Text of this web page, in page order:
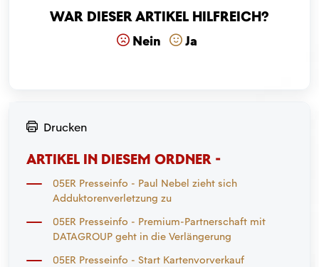
War dieser Artikel hilfreich?
Nein Ja
Drucken
ARTIKEL IN DIESEM ORDNER -
05ER Presseinfo - Paul Nebel zieht sich
Adduktorenverletzung zu
05ER Presseinfo - Premium-Partnerschaft mit
DATAGROUP geht in die Verlängerung
05ER Presseinfo - Start Kartenvorverkauf